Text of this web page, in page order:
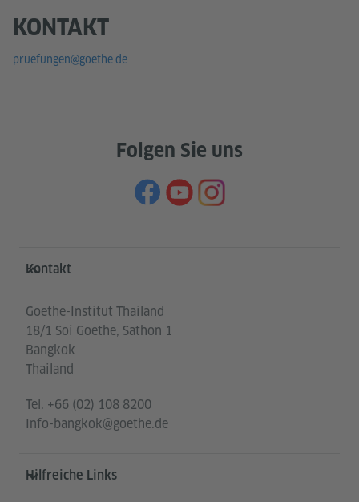
KONTAKT
pruefungen@goethe.de
Folgen Sie uns
Service- und Informationsbereich
Kontakt
Goethe-Institut Thailand
18/1 Soi Goethe, Sathon 1
Bangkok
Thailand
Tel. +66 (02) 108 8200
Info-bangkok@goethe.de
Hilfreiche Links